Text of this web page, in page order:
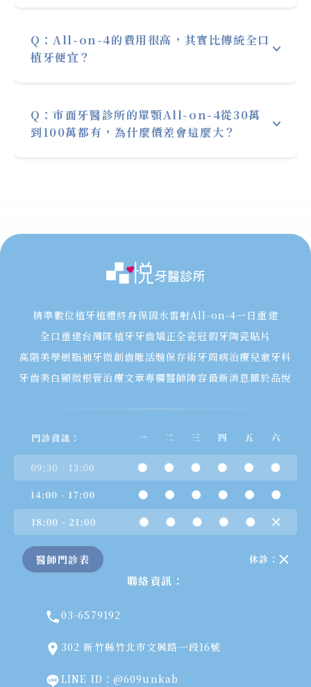
是接近99%的人可以使用超過18年！
同 一般牙齒清潔規律的刷牙方式，另外定期回
診，有很高機會是可以終身受惠舒服的進食。
Q：All-on-4的費用很高，其實比傳統全口
植牙便宜？
一顆一顆植牙其實費用更低更實惠！
牙技師支援及
助，確保整個手術流程安全無虞。
而傳統的全口植牙，在完整且詳細的治療過程
中，上述事項都不能少，最大的差異是治療時
間會拉更長，植牙顆數會更多，補骨的需求也
更大，在兼顧生活品質下會需要臨時假牙作過
面，一間一間房間慢慢動工，時間長又影響日
常生活，費用也是一筆一筆分開算，所以費用
會較高。
Q：市面牙醫診所的單顎All-on-4從30萬
到100萬都有，為什麼價差會這麼大？
可以完成一個理想的效果，所以治療醫師的技
品悅牙醫搭配先進的醫療科技來輔助，更是如
機、3D咬合設計軟體，都是可以大大提升治療
的品質。
品悅牙醫植體的選擇是Nobel 諾保科植體，
on-4 的植體，也是全球最大廠牌之一
牙材質也是有不同的等級，耐久程度就有極大
全口重建就像是蓋一間房子，如果按照標準工
法加上專業的團隊，費用一定需要有合理的水
平。需要的零件、儀器、專業人員當然會有費
用的差異，但外觀不一定看得出房子的好壞，
買便宜的房子只好居住小心加上祈禱不要地
震。
東減西扣便宜的All-on-4反而可能會帶來後續
的問題，我們標準治療的團隊不一定有能力處
理，有時只能又退回到用活動假牙來勉強使用
精準數位植牙植體終身保固水雷射All-on-4一日重建
全口重建台灣隊植牙牙齒矯正全瓷冠假牙陶瓷貼片
高階美學樹脂補牙微創齒雕活髓保存術牙周病治療兒童牙科
牙齒美白 顯微根管治療文章專欄醫師陣容最新消息關於品悅
醫師門診表 休診：
聯絡資訊：
03-6579192
302 新竹縣竹北市文興路一段16號
LINE ID：@609unkab